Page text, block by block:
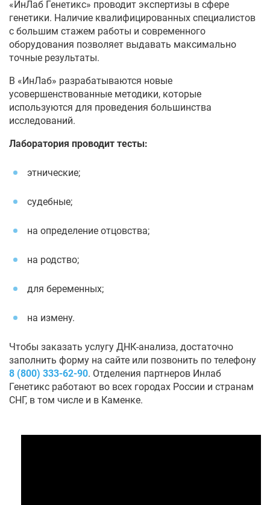
«ИнЛаб Генетикс» проводит экспертизы в сфере
генетики. Наличие квалифицированных специалистов
с большим стажем работы и современного
оборудования позволяет выдавать максимально
точные результаты.
В «ИнЛаб» разрабатываются новые
усовершенствованные методики, которые
используются для проведения большинства
исследований.
Лаборатория проводит тесты:
этнические;
судебные;
на определение отцовства;
на родство;
для беременных;
на измену.
Чтобы заказать услугу ДНК-анализа, достаточно
заполнить форму на сайте или позвонить по телефону
8 (800) 333-62-90. Отделения партнеров Инлаб
Генетикс работают во всех городах России и странам
СНГ, в том числе и в Каменке.